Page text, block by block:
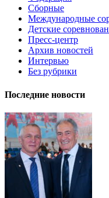
Сборные
Международные
Детские
Пресс-центр
Архив новостей
Интервью
Без рубрики
Последние новости